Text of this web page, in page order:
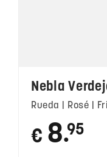
Nebla
Rueda | Rosé |
€ 8●
95